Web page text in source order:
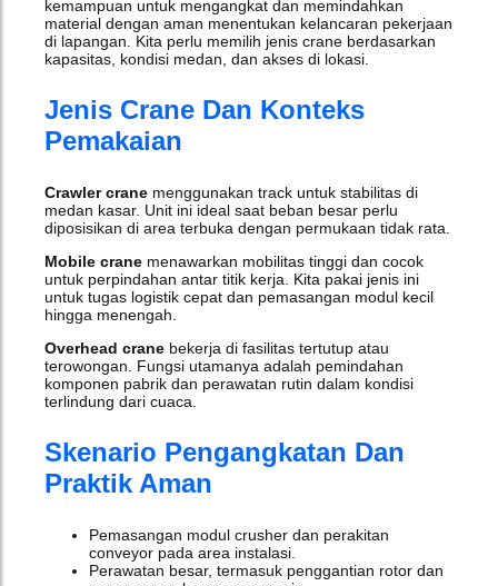
kemampuan untuk mengangkat dan memindahkan
material dengan aman menentukan kelancaran pekerjaan
di lapangan. Kita perlu memilih jenis crane berdasarkan
kapasitas, kondisi medan, dan akses di lokasi.
Jenis Crane Dan Konteks
Pemakaian
Crawler cranemenggunakan track untuk stabilitas di
medan kasar. Unit ini ideal saat beban besar perlu
diposisikan di area terbuka dengan permukaan tidak rata.
Mobile cranemenawarkan mobilitas tinggi dan cocok
untuk perpindahan antar titik kerja. Kita pakai jenis ini
untuk tugas logistik cepat dan pemasangan modul kecil
hingga menengah.
Overhead cranebekerja di fasilitas tertutup atau
terowongan. Fungsi utamanya adalah pemindahan
komponen pabrik dan perawatan rutin dalam kondisi
terlindung dari cuaca.
Skenario Pengangkatan Dan
Praktik Aman
Pemasangan modul crusher dan perakitan
conveyor pada area instalasi.
Perawatan besar, termasuk penggantian rotor dan